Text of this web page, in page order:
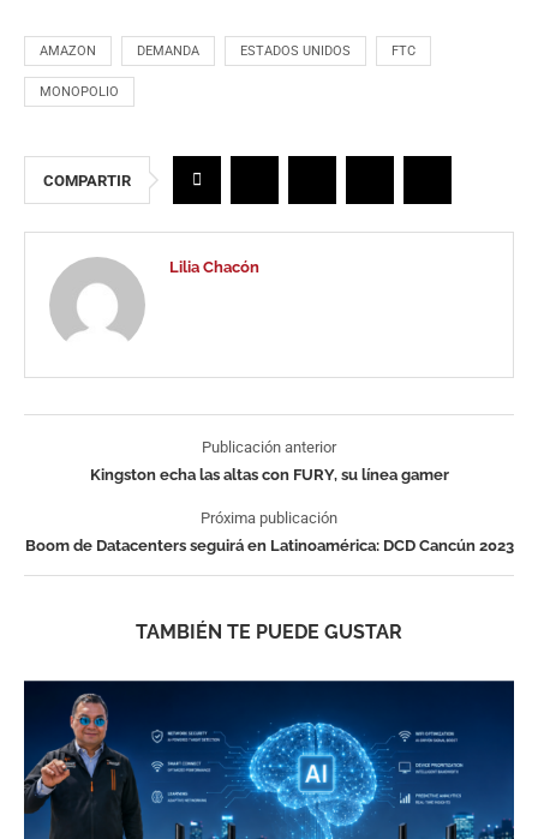
AMAZON DEMANDA ESTADOS UNIDOS FTC
MONOPOLIO
COMPARTIR
Lilia Chacón
Publicación anterior
Kingston echa las altas con FURY, su línea gamer
Próxima publicación
Boom de Datacenters seguirá en Latinoamérica: DCD Cancún 2023
TAMBIÉN TE PUEDE GUSTAR